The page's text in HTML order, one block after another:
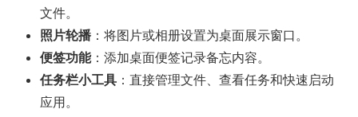
文件。
照片轮播 ：将图片或相册设置为桌面展示窗口。
便签功能：添加桌面便签记录备忘内容。
任务栏小工具 ：直接管理文件、查看任务和快速启动
应用。